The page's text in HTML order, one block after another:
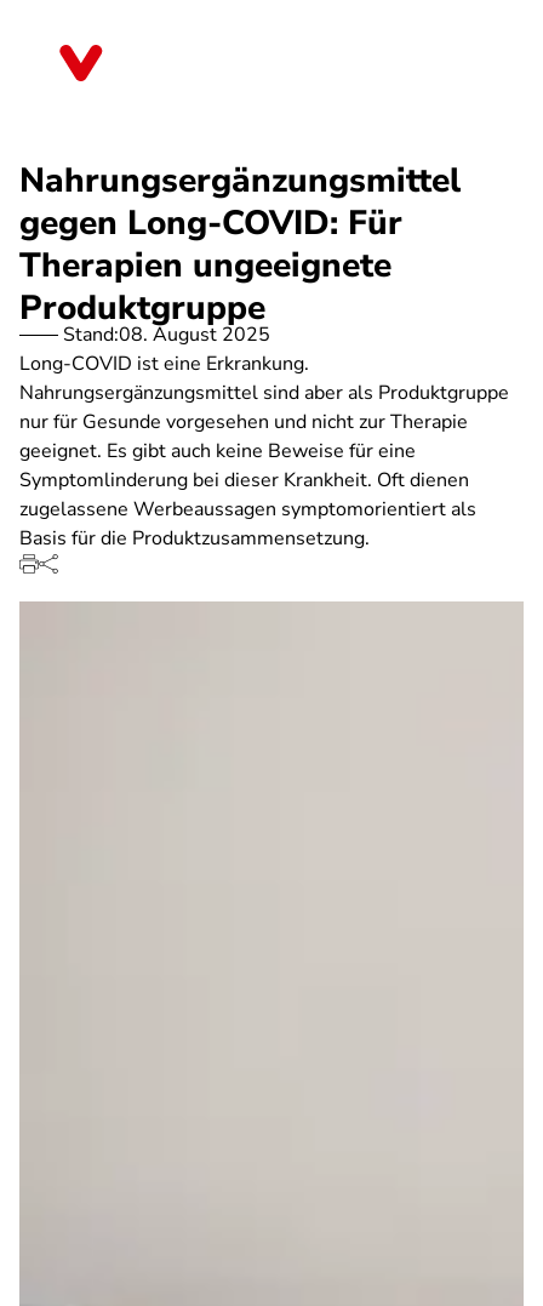
Nahrungsergänzungsmittel
gegen Long-COVID: Für
Therapien ungeeignete
Produktgruppe
Stand:08. August 2025
Long-COVID ist eine Erkrankung.
Nahrungsergänzungsmittel sind aber als Produktgruppe
nur für Gesunde vorgesehen und nicht zur Therapie
geeignet. Es gibt auch keine Beweise für eine
Symptomlinderung bei dieser Krankheit. Oft dienen
zugelassene Werbeaussagen symptomorientiert als
Basis für die Produktzusammensetzung.